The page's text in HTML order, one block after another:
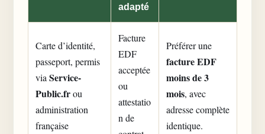
adapté
Carte d’identité,
passeport, permis
via Service-
Public.frou
administration
française
Facture
EDF
acceptée
ou
attestatio
n de
Préférer une
facture EDF
moins de 3
mois, avec
adresse complète
identique.